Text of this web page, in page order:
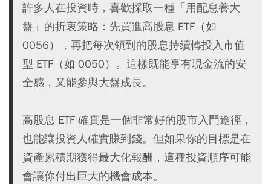
許多人在投資時，喜歡採取一種「用配息養大
盤」的折衷策略：先買進高股息 ETF（如
0056），再把每次領到的股息持續轉投入市值
型 ETF（如 0050）。這樣既能享有現金流的安
全感，又能參與大盤成長。
高股息 ETF 確實是一個非常好的股市入門途徑，
也能讓投資人確實賺到錢。但如果你的目標是在
資產累積期獲得最大化報酬，這種投資順序可能
會讓你付出巨大的機會成本。